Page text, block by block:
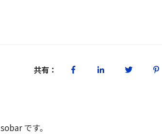
共有：
です。